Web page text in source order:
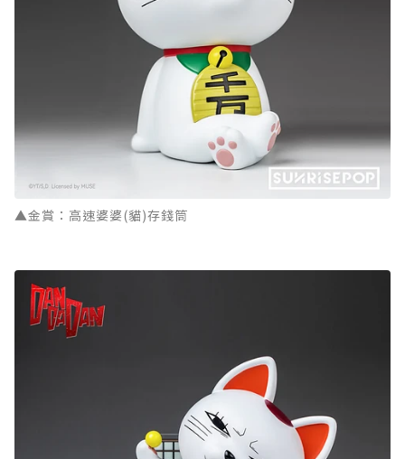
▲金賞：高速婆婆(貓)存錢筒